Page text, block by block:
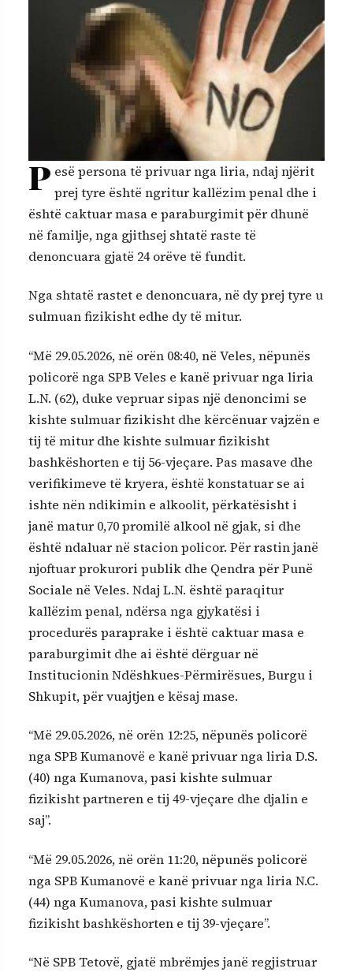
P esë persona të privuar nga liria, ndaj njërit
prej tyre është ngritur kallëzim penal dhe i
është caktuar masa e paraburgimit për dhunë
në familje, nga gjithsej shtatë raste të
denoncuara gjatë 24 orëve të fundit.
Nga shtatë rastet e denoncuara, në dy prej tyre u
sulmuan fizikisht edhe dy të mitur.
“Më 29.05.2026, në orën 08:40, në Veles, nëpunës
policorë nga SPB Veles e kanë privuar nga liria
L.N. (62), duke vepruar sipas një denoncimi se
kishte sulmuar fizikisht dhe kërcënuar vajzën e
tij të mitur dhe kishte sulmuar fizikisht
bashkëshorten e tij 56-vjeçare. Pas masave dhe
verifikimeve të kryera, është konstatuar se ai
ishte nën ndikimin e alkoolit, përkatësisht i
janë matur 0,70 promilë alkool në gjak, si dhe
është ndaluar në stacion policor. Për rastin janë
njoftuar prokurori publik dhe Qendra për Punë
Sociale në Veles. Ndaj L.N. është paraqitur
kallëzim penal, ndërsa nga gjykatësi i
procedurës paraprake i është caktuar masa e
paraburgimit dhe ai është dërguar në
Institucionin Ndëshkues-Përmirësues, Burgu i
Shkupit, për vuajtjen e kësaj mase.
“Më 29.05.2026, në orën 12:25, nëpunës policorë
nga SPB Kumanovë e kanë privuar nga liria D.S.
(40) nga Kumanova, pasi kishte sulmuar
fizikisht partneren e tij 49-vjeçare dhe djalin e
saj”.
“Më 29.05.2026, në orën 11:20, nëpunës policorë
nga SPB Kumanovë e kanë privuar nga liria N.C.
(44) nga Kumanova, pasi kishte sulmuar
fizikisht bashkëshorten e tij 39-vjeçare”.
“Në SPB Tetovë, gjatë mbrëmjes janë regjistruar